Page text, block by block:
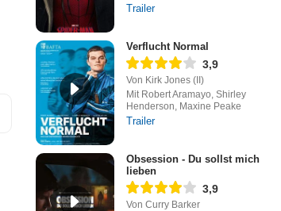
Trailer
Verflucht Normal
3,9
Von Kirk Jones (II)
Mit Robert Aramayo, Shirley
Henderson, Maxine Peake
Trailer
Obsession - Du sollst mich
lieben
3,9
Von Curry Barker